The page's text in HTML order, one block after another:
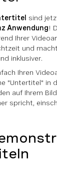
sind
Anwendung!
Ihrer
und
inklusiver.
Ihren
"Untertitel" in
auf Ihrem
spricht,